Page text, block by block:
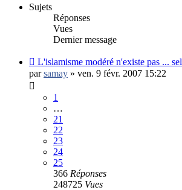
Sujets
Réponses
Vues
Dernier message
L'islamisme modéré n'existe pas ...
parsamay » ven. 9 févr. 2007 15:22
1
…
21
22
23
24
25
366 Réponses
248725 Vues